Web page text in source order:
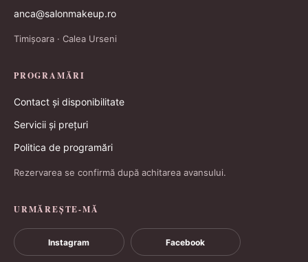
anca@salonmakeup.ro
Timișoara · Calea Urseni
PROGRAMĂRI
Contact și disponibilitate
Servicii și prețuri
Politica de programări
Rezervarea se confirmă după achitarea avansului.
URMĂREȘTE-MĂ
Instagram Facebook